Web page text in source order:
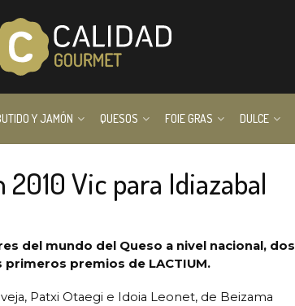
Y JAMÓN QUESOS FOIE GRAS DULCE
Vic para Idiazabal
del mundo del Queso a nivel nacional, dos
premios de LACTIUM.
Patxi Otaegi e Idoia Leonet, de Beizama